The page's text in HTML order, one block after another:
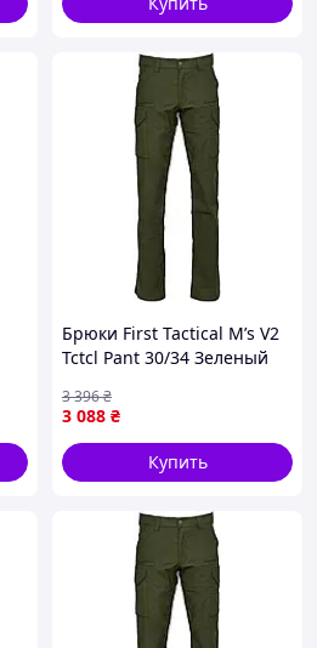
Брюки First Tactical M’s V2
Tctcl Pant 30/34 Зеленый
3 088 ₴
3 396₴
Купить